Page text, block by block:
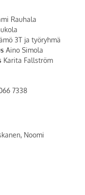
Rauhala
3T ja työryhmä
Aino Simola
Karita Fallström
7338
Noomi